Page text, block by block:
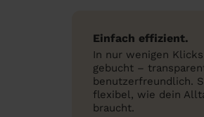
Einfach effizient.
In nur wenigen Klicks
gebucht –
benutzerfreundlich.
flexibel, wie dein
braucht.